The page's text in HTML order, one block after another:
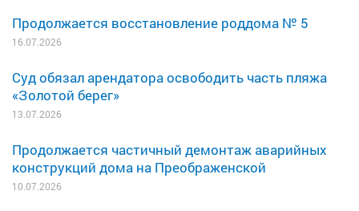
Продолжается восстановление роддома № 5
16.07.2026
Суд обязал арендатора освободить часть пляжа
«Золотой берег»
13.07.2026
Продолжается частичный демонтаж аварийных
конструкций дома на Преображенской
10.07.2026